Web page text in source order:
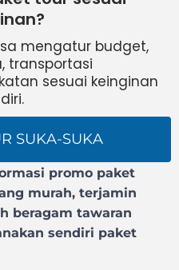
mengatur budget,
transportasi
sesuai keinginan
SUKA-SUKA
promo paket
murah, terjamin
beragam tawaran
sendiri paket